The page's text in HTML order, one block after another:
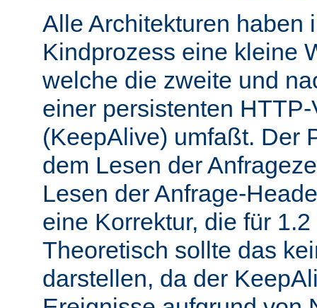
Alle Architekturen haben
Kindprozess eine kleine
welche die zweite und
einer persistenten
(KeepAlive) umfaßt. Der
dem Lesen der
Lesen der Anfrage-
eine Korrektur, die für
Theoretisch sollte das
darstellen, da der